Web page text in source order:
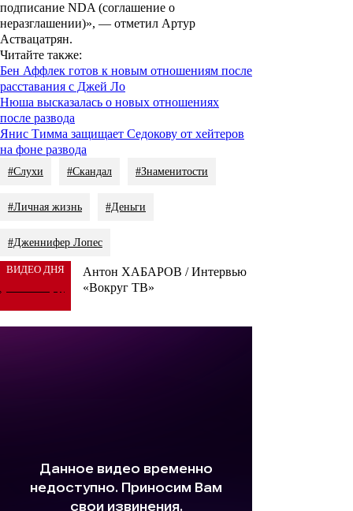
подписание NDA (соглашение о
неразглашении)», — отметил Артур
Аствацатрян.
Читайте также:
Бен Аффлек готов к новым отношениям после
расставания с Джей Ло
Нюша высказалась о новых отношениях
после развода
Янис Тимма защищает Седокову от хейтеров
на фоне развода
#Слухи #Скандал #Знаменитости
#Личная жизнь #Деньги
#Дженнифер Лопес
ВИДЕО ДНЯ
Антон ХАБАРОВ / Интервью
«Вокруг ТВ»